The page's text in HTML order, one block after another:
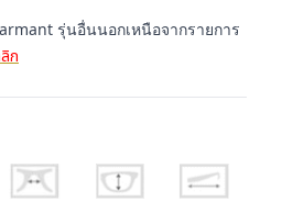
รุ่นอื่นนอกเหนือจากรายการ
ก